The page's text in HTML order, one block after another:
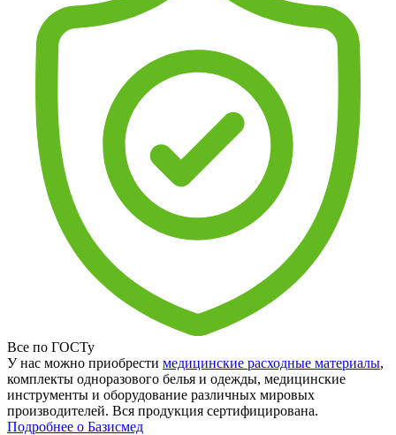
Все по ГОСТу
У нас можно приобрести медицинские расходные материалы,
комплекты одноразового белья и одежды, медицинские
инструменты и оборудование различных мировых
производителей. Вся продукция сертифицирована.
Подробнее о Базисмед